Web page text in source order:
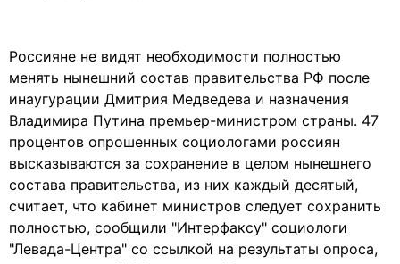
Россияне не видят необходимости полностью
менять нынешний состав правительства РФ после
инаугурации Дмитрия Медведева и назначения
Владимира Путина премьер-министром страны. 47
процентов опрошенных социологами россиян
высказываются за сохранение в целом нынешнего
состава правительства, из них каждый десятый,
считает, что кабинет министров следует сохранить
полностью, сообщили "Интерфаксу" социологи
"Левада-Центра" со ссылкой на результаты опроса,